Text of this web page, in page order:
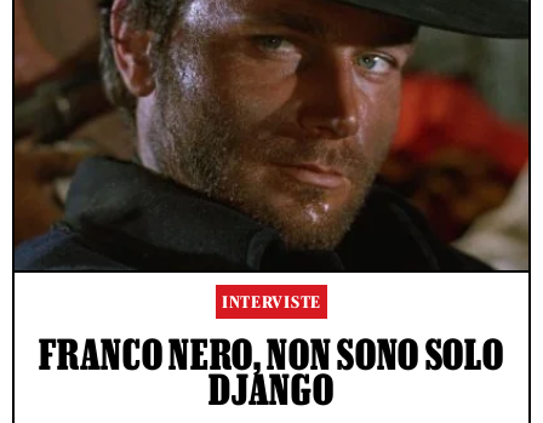
INTERVISTE
FRANCO NERO, NON SONO SOLO
DJANGO